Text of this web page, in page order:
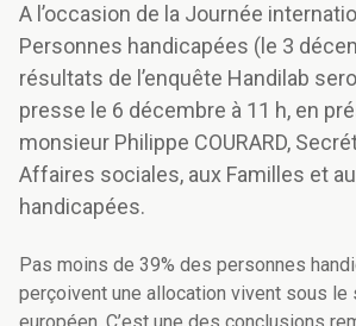
A l’occasion de la Journée
Personnes handicapées (le 3
résultats de l’enquête Handilab
presse le 6 décembre à 11 h, en
monsieur Philippe COURARD,
Affaires sociales, aux Familles et
handicapées.
Pas moins de 39% des personnes
perçoivent une allocation vivent sous le